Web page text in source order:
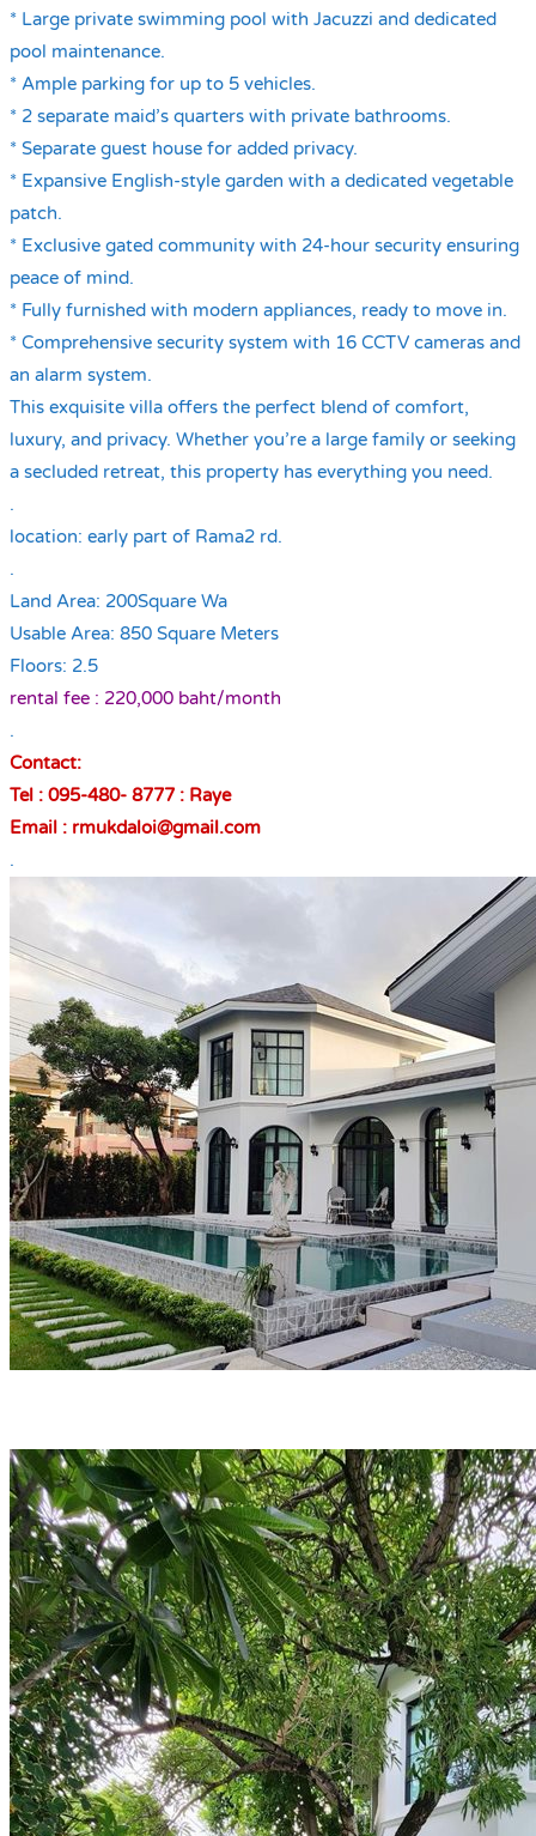
* Large private swimming pool with Jacuzzi and dedicated
pool maintenance.
* Ample parking for up to 5 vehicles.
* 2 separate maid’s quarters with private bathrooms.
* Separate guest house for added privacy.
* Expansive English-style garden with a dedicated vegetable
patch.
* Exclusive gated community with 24-hour security ensuring
peace of mind.
* Fully furnished with modern appliances, ready to move in.
* Comprehensive security system with 16 CCTV cameras and
an alarm system.
This exquisite villa offers the perfect blend of comfort,
luxury, and privacy. Whether you’re a large family or seeking
a secluded retreat, this property has everything you need.
.
location: early part of Rama2 rd.
.
Land Area: 200Square Wa
Usable Area: 850 Square Meters
Floors: 2.5
rental fee : 220,000 baht/month
.
Contact:
Tel : 095-480- 8777 : Raye
Email : rmukdaloi@gmail.com
.